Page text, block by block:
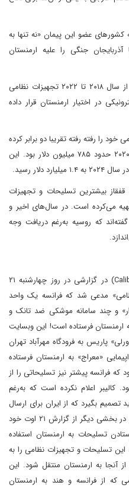
عضو این پیمان «نه تنها به
آذربایجان جنگی را علیه ارمنستان
با این حال به گزارش پولیتیکو، بلاروس از سال ۲۰۱۸ تا ۲۰۲۲ تجهیزات نظامی
در اختیار ارمنستان قرار داده
بودجه نظامی خود را رفته رفته تقریبا دو برابر کرده
است. بودجه نظامی این کشور در سال ۲۰۲۰ حدود ۷۸۵ میلیون دلار بود. این
قفقاز بیشترین تسلیحات و تجهیزات
می‌کرده است. در سال‌های اخیر و
که روسیه به‌رغم دریافت وجه
وبسایت خبری آذربایجانی کالیبر (Caliber.az) در گزارشی در روز چهارشنبه ۲۱
مدعی شد که فرانسه یک واحد
میلیمتری «سزار» و چند سامانه موشکی ضد تانک و
ارمنستان فرستاده است! این وبسایت
پاریس به فرودگاه مهرآباد تهران
«معراج» به ارمنستان فرستاده
فرانسه پیشتر نیز تسلیحاتی را از
کالیبر اعلام نکرده است که به‌رغم
بگیرد که از ایران برای ارسال
تجهیزات به ارمنستان استفاده کند. کالیبر در بخشی دیگر از گزارش ۲۱ اوت خود
تسلیحات به ارمنستان استفاده
تسلیحات و تجهیزات نظامی را به
آنجا به ارمنستان منتقل شود. این
که از فرانسه و هند به ارمنستان